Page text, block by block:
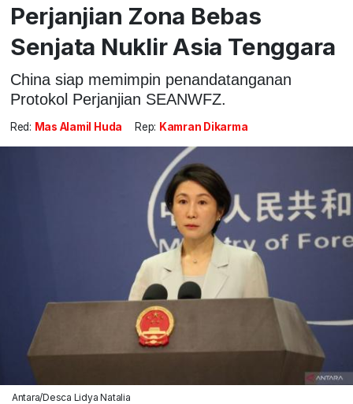
Perjanjian Zona Bebas
Senjata Nuklir Asia Tenggara
China siap memimpin penandatanganan
Protokol Perjanjian SEANWFZ.
Red: Mas Alamil Huda Rep: Kamran Dikarma
Antara/Desca Lidya Natalia